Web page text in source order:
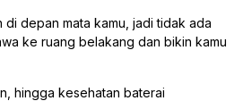
depan mata kamu, jadi tidak ada
ke ruang belakang dan bikin kamu
hingga kesehatan baterai